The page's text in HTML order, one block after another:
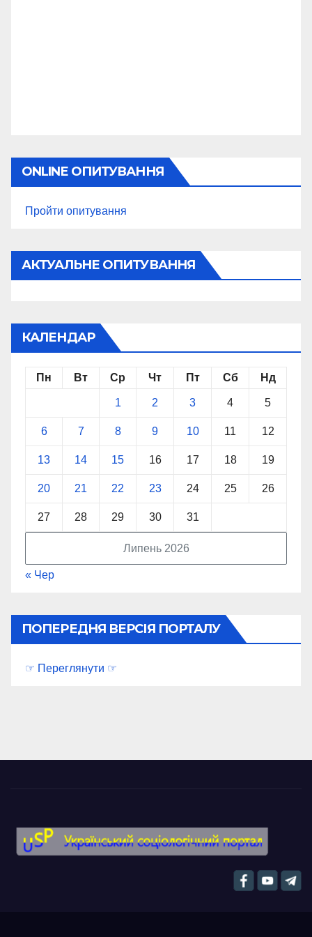
ONLINE ОПИТУВАННЯ
Пройти опитування
АКТУАЛЬНЕ ОПИТУВАННЯ
КАЛЕНДАР
Липень 2026
Пн Вт Ср Чт Пт Сб Нд
1 2 3 4 5
6 7 8 9 10 11 12
13 14 15 16 17 18 19
20 21 22 23 24 25 26
27 28 29 30 31
« Чер
ПОПЕРЕДНЯ ВЕРСІЯ ПОРТАЛУ
☞ Переглянути ☞